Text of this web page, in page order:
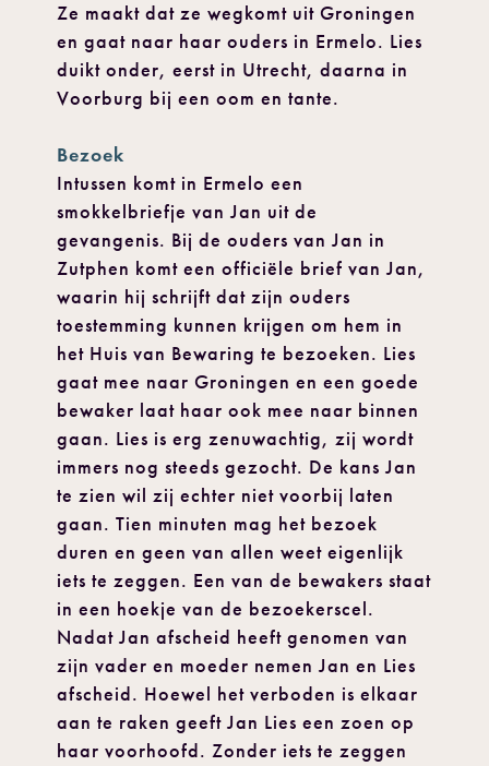
Ze maakt dat ze wegkomt uit Groningen
en gaat naar haar ouders in Ermelo. Lies
duikt onder, eerst in Utrecht, daarna in
Voorburg bij een oom en tante.
Bezoek
Intussen komt in Ermelo een
smokkelbriefje van Jan uit de
gevangenis. Bij de ouders van Jan in
Zutphen komt een officiële brief van Jan,
waarin hij schrijft dat zijn ouders
toestemming kunnen krijgen om hem in
het Huis van Bewaring te bezoeken. Lies
gaat mee naar Groningen en een goede
bewaker laat haar ook mee naar binnen
gaan. Lies is erg zenuwachtig, zij wordt
immers nog steeds gezocht. De kans Jan
te zien wil zij echter niet voorbij laten
gaan. Tien minuten mag het bezoek
duren en geen van allen weet eigenlijk
iets te zeggen. Een van de bewakers staat
in een hoekje van de bezoekerscel.
Nadat Jan afscheid heeft genomen van
zijn vader en moeder nemen Jan en Lies
afscheid. Hoewel het verboden is elkaar
aan te raken geeft Jan Lies een zoen op
haar voorhoofd. Zonder iets te zeggen